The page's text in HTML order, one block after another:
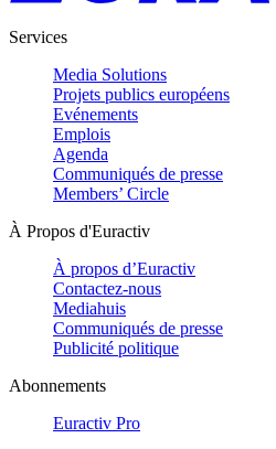
Services
Media Solutions
Projets publics européens
Evénements
Emplois
Agenda
Communiqués de presse
Members’ Circle
À Propos d'Euractiv
À propos d’Euractiv
Contactez-nous
Mediahuis
Communiqués de presse
Publicité politique
Abonnements
Euractiv Pro